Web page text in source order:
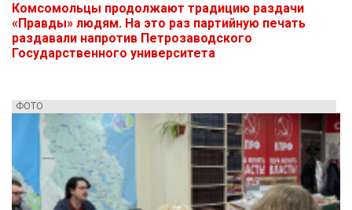
Комсомольцы продолжают традицию раздачи
«Правды» людям. На это раз партийную печать
раздавали напротив Петрозаводского
Государственного университета
ФОТО